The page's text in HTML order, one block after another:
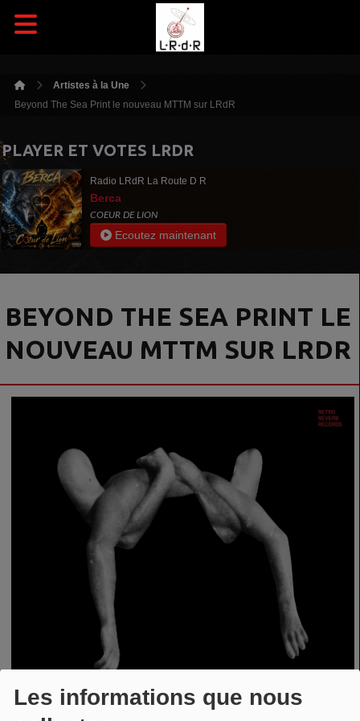
Les informations que nous
Artistes à la Une
Beyond The Sea Print le nouveau MTTM sur LRdR
PLAYER ET VOTES LRDR
Radio LRdR La Route D R
Berca
COEUR DE LION
Ecoutez maintenant
BEYOND THE SEA PRINT LE
NOUVEAU MTTM SUR LRDR